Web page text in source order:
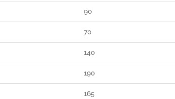
90
70
140
190
165